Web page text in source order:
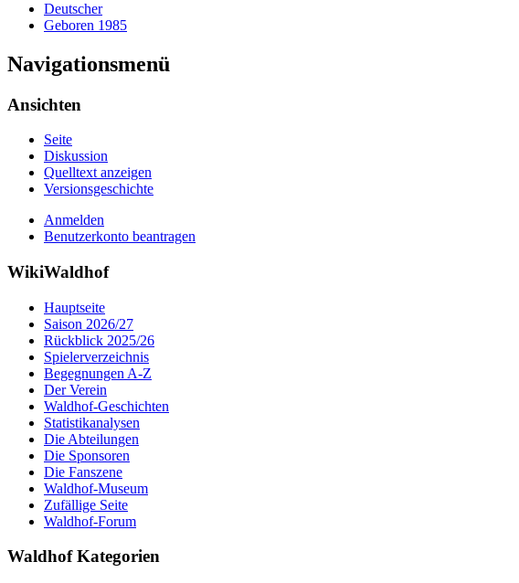
Deutscher
Geboren 1985
Navigationsmenü
Ansichten
Seite
Diskussion
Quelltext anzeigen
Versionsgeschichte
Anmelden
Benutzerkonto beantragen
WikiWaldhof
Hauptseite
Saison 2026/27
Rückblick 2025/26
Spielerverzeichnis
Begegnungen A-Z
Der Verein
Waldhof-Geschichten
Statistikanalysen
Die Abteilungen
Die Sponsoren
Die Fanszene
Waldhof-Museum
Zufällige Seite
Waldhof-Forum
Waldhof Kategorien